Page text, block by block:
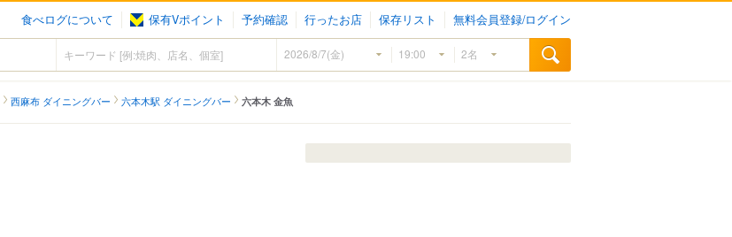
食べログについて 保有Vポイント 予約確認 行ったお店 保存リスト 無料会員登録/ログイン
西麻布 ダイニングバー 六本木駅 ダイニングバー 六本木 金魚